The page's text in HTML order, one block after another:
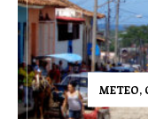
METEO,